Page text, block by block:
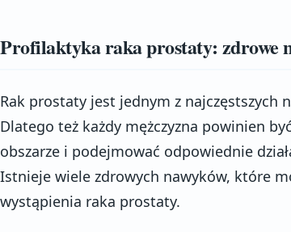
Profilaktyka raka prostaty: zdrowe
Rak prostaty jest jednym z najczęstszych
Dlatego też każdy mężczyzna powinien
obszarze i podejmować odpowiednie
Istnieje wiele zdrowych nawyków, które
wystąpienia raka prostaty.